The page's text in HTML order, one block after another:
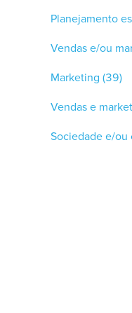
Planejamento
Vendas e/ou
Marketing (39)
Vendas e
Sociedade e/ou